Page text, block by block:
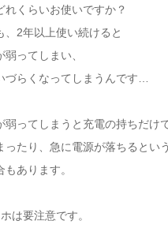
れくらいお使いですか？
2年以上使い続けると
ってしまい、
らくなってしまうんです…
ってしまうと充電の持ちだけで
たり、急に電源が落ちるとい
あります。
は要注意です。